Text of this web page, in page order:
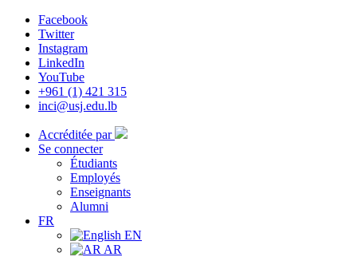
Facebook
Twitter
Instagram
LinkedIn
YouTube
+961 (1) 421 315
inci@usj.edu.lb
Accréditée par
Se connecter
Étudiants
Employés
Enseignants
Alumni
FR
EN
AR